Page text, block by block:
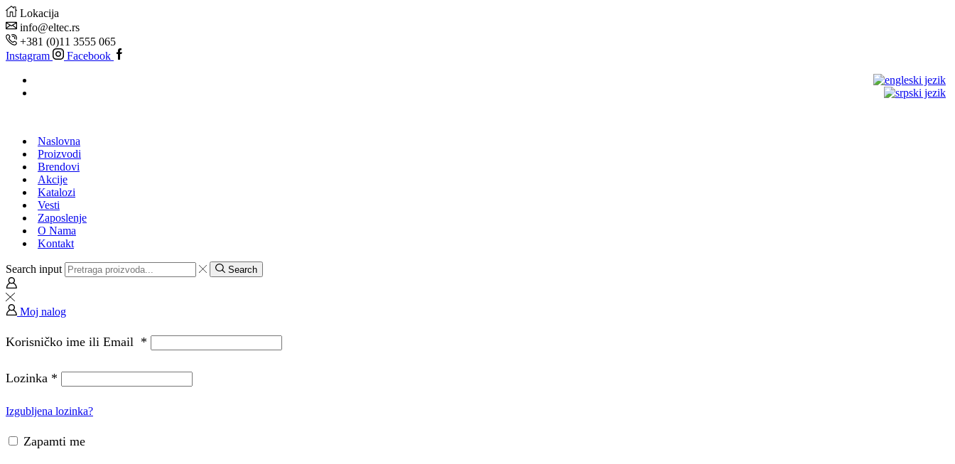
Lokacija
info@eltec.rs
+381 (0)11 3555 065
Instagram
Facebook
Naslovna
Proizvodi
Brendovi
Akcije
Katalozi
Vesti
Zaposlenje
O Nama
Kontakt
Search input Search
Moj nalog
Korisničko ime ili Email *
Lozinka *
Izgubljena lozinka?
Zapamti me